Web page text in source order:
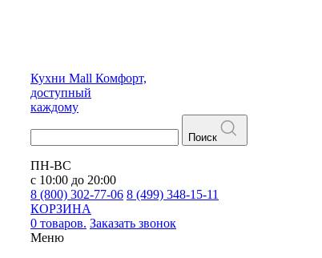
Кухни Mall Комфорт,
доступный
каждому
Поиск
ПН-ВС
с 10:00 до 20:00
8 (800) 302-77-06 8 (499) 348-15-11
КОРЗИНА
0 товаров. Заказать звонок
Меню